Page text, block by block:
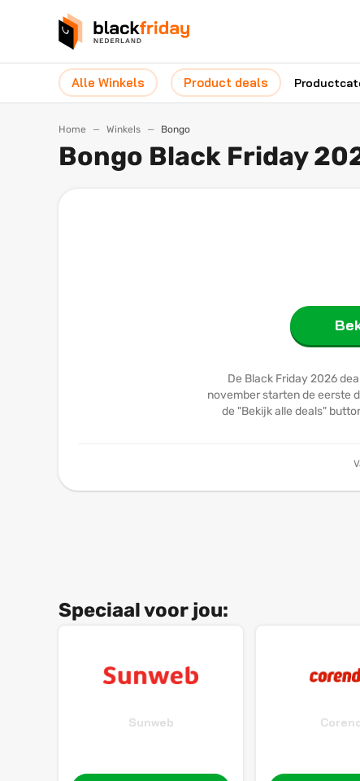
Alle Winkels Product deals
Home Winkels Bongo
Bongo Black Friday
De Black Friday 2026
november starten de eerste
de "Bekijk alle deals"
Speciaal voor jou:
Sunweb